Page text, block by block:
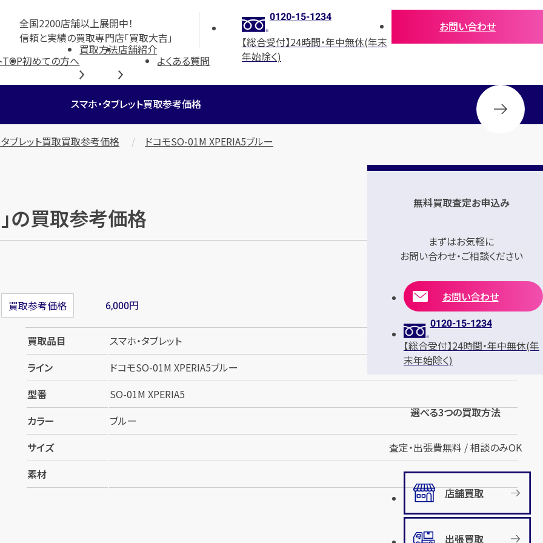
全国2200店舗以上展開中！
信頼と実績の買取専門店「買取大吉」
0120-15-1234
【総合受付】24時間・年中無休(年末
年始除く)
お問い合わせ
TOP初めての方へ
買取方法店舗紹介
よくある質問
スマホ・タブレット買取参考価格
タブレット買取買取参考価格 ドコモSO-01M XPERIA5ブルー
の買取参考価格
買取参考価格 6,000円
買取品目
スマホ・タブレット
ライン
ドコモSO-01M XPERIA5ブルー
型番
SO-01M XPERIA5
カラー
ブルー
サイズ
素材
無料買取査定お申込み
まずはお気軽に
お問い合わせ・ご相談ください
お問い合わせ
0120-15-1234
【総合受付】24時間・年中無休(年
末年始除く)
選べる3つの買取方法
査定・出張費無料 / 相談のみOK
店舗買取
出張買取